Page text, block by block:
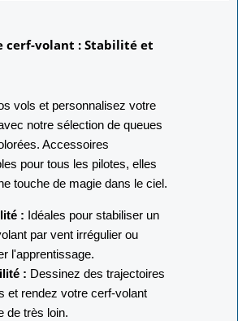
cerf-volant : Stabilité et
vols et personnalisez votre
notre sélection de queues
Accessoires
pour tous les pilotes, elles
touche de magie dans le ciel.
: Idéales pour stabiliser un
par vent irrégulier ou
l'apprentissage.
: Dessinez des trajectoires
et rendez votre cerf-volant
de très loin.